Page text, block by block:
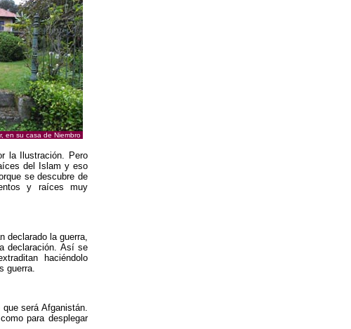
en su casa de Niembro
la Ilustración. Pero
del Islam y eso
se descubre de
y raíces muy
declarado la guerra,
declaración. Así se
haciéndolo
guerra.
será Afganistán.
para desplegar